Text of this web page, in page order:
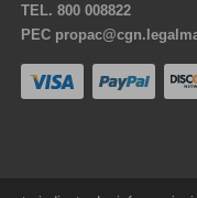
TEL. 800 008822
PEC